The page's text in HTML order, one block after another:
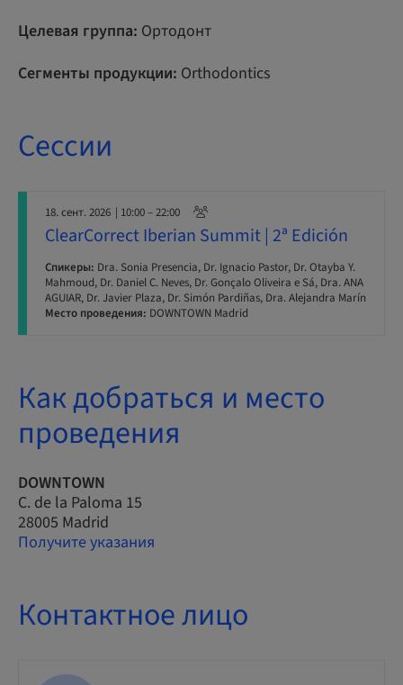
Целевая группа: Ортодонт
Сегменты продукции: Orthodontics
Сессии
18. сент. 2026 | 10:00 – 22:00
ClearCorrect Iberian Summit | 2ª Edición
Спикеры: Dra. Sonia Presencia, Dr. Ignacio Pastor, Dr. Otayba Y.
Mahmoud, Dr. Daniel C. Neves, Dr. Gonçalo Oliveira e Sá, Dra. ANA
AGUIAR, Dr. Javier Plaza, Dr. Simón Pardiñas, Dra. Alejandra Marín
Место проведения: DOWNTOWN Madrid
Как добраться и место
проведения
DOWNTOWN
C. de la Paloma 15
28005 Madrid
Получите указания
Контактное лицо